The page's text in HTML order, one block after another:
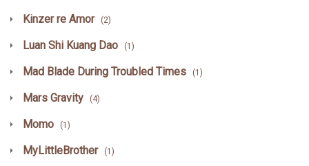
Kinzer re Amor (2)
Luan Shi Kuang Dao (1)
Mad Blade During Troubled Times (1)
Mars Gravity (4)
Momo (1)
MyLittleBrother (1)